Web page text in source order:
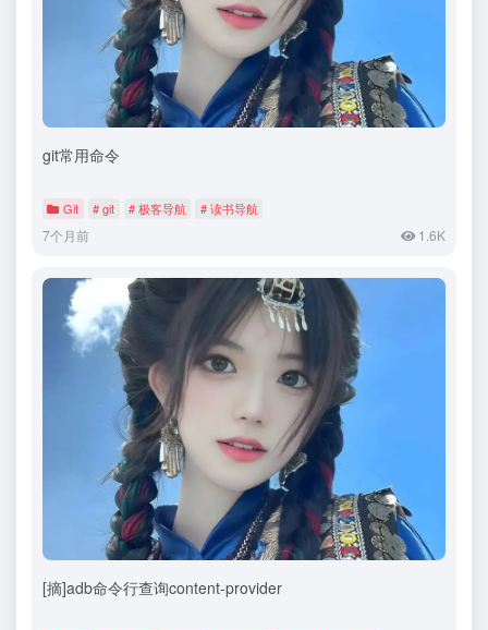
git常用命令
Git # git # 极客导航 # 读书导航
7个月前 1.6K
[摘]adb命令行查询content-provider